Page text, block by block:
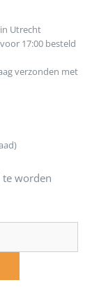
Utrecht
17:00 besteld
verzonden met
worden